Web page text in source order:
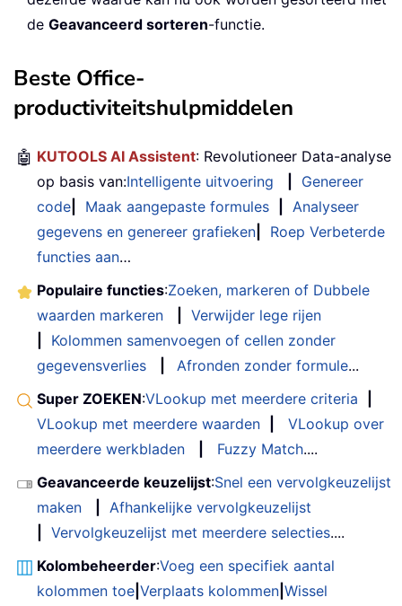
de Geavanceerd sorteren-functie.
Beste Office-
productiviteitshulpmiddelen
🤖 KUTOOLS AI Assistent: Revolutioneer Data-analyse
op basis van:Intelligente uitvoering
Genereer
code
Maak aangepaste formules
Analyseer
gegevens en genereer grafieken
Roep Verbeterde
functies aan…
Populaire functies:Zoeken, markeren of Dubbele
waarden markeren
Verwijder lege rijen
Kolommen samenvoegen of cellen zonder
gegevensverlies
Afronden zonder formule...
Super ZOEKEN:VLookup met meerdere criteria
VLookup met meerdere waarden
VLookup over
meerdere werkbladen
Fuzzy Match....
Geavanceerde keuzelijst:Snel een vervolgkeuzelijst
maken
Afhankelijke vervolgkeuzelijst
Vervolgkeuzelijst met meerdere selecties....
Kolombeheerder:Voeg een specifiek aantal
kolommen toe Verplaats kolommen Wissel